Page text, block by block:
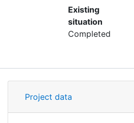
Existing
situation
Completed
Details
Project data